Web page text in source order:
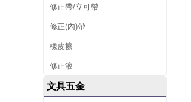
修正帶/立可帶
修正(內)帶
橡皮擦
修正液
文具五金